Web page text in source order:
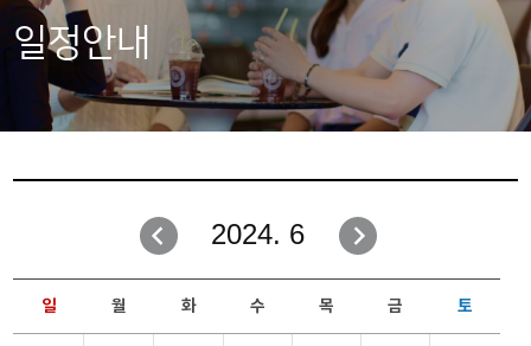
일정안내
2024. 6
일 월 화 수 목 금 토